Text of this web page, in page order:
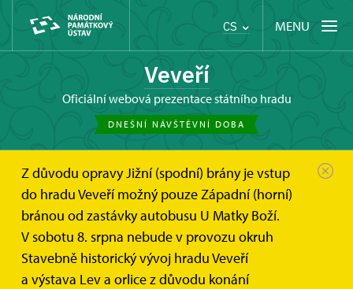
CS MENU
Veveří
oficiální webová prezentace státního hradu
DNEŠNÍ NÁVŠTĚVNÍ DOBA
Z důvodu opravy Jižní (spodní) brány je vstup
do hradu Veveří možný pouze Západní (horní)
bránou od zastávky autobusu U Matky Boží.
V sobotu 8. srpna nebude v provozu okruh
Stavebně historický vývoj hradu Veveří
a výstava Lev a orlice z důvodu konání
Hrad Veveří Online vstupenky a dárkové poukazy
Online vstupenky